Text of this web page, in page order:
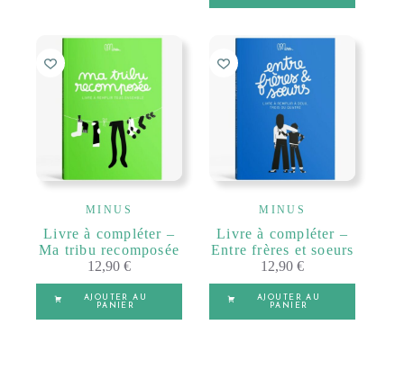
MINUS
Livre à compléter –
Ma tribu recomposée
12,90€
AJOUTER AU
PANIER
MINUS
Livre à compléter –
Entre frères et soeurs
12,90€
AJOUTER AU
PANIER